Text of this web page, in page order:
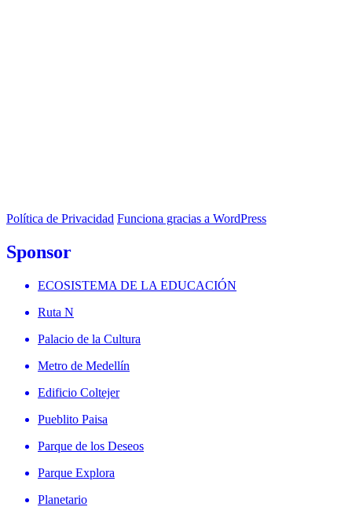
Política de Privacidad Funciona gracias a WordPress
Sponsor
ECOSISTEMA DE LA EDUCACIÓN
Ruta N
Palacio de la Cultura
Metro de Medellín
Edificio Coltejer
Pueblito Paisa
Parque de los Deseos
Parque Explora
Planetario